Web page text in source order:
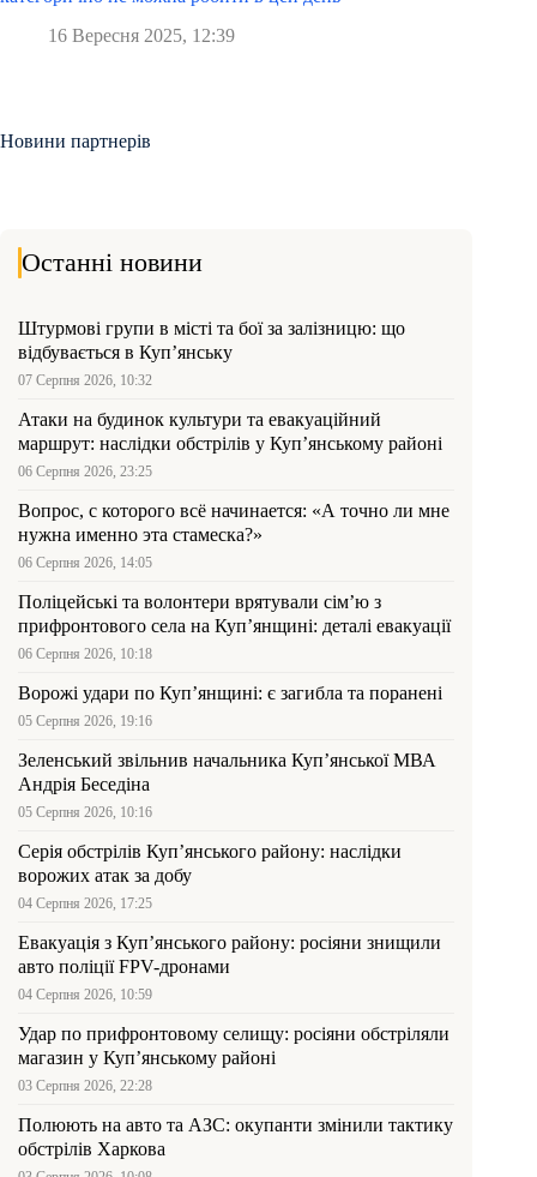
16 Вересня 2025, 12:39
Новини партнерів
Останні новини
Штурмові групи в місті та бої за залізницю: що
відбувається в Куп’янську
07 Серпня 2026, 10:32
Атаки на будинок культури та евакуаційний
маршрут: наслідки обстрілів у Куп’янському районі
06 Серпня 2026, 23:25
Вопрос, с которого всё начинается: «А точно ли мне
нужна именно эта стамеска?»
06 Серпня 2026, 14:05
Поліцейські та волонтери врятували сім’ю з
прифронтового села на Куп’янщині: деталі евакуації
06 Серпня 2026, 10:18
Ворожі удари по Куп’янщині: є загибла та поранені
05 Серпня 2026, 19:16
Зеленський звільнив начальника Купʼянської МВА
Андрія Беседіна
05 Серпня 2026, 10:16
Серія обстрілів Куп’янського району: наслідки
ворожих атак за добу
04 Серпня 2026, 17:25
Евакуація з Куп’янського району: росіяни знищили
авто поліції FPV-дронами
04 Серпня 2026, 10:59
Удар по прифронтовому селищу: росіяни обстріляли
магазин у Куп’янському районі
03 Серпня 2026, 22:28
Полюють на авто та АЗС: окупанти змінили тактику
обстрілів Харкова